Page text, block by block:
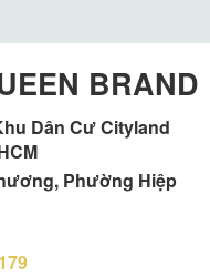
BRAND
Dân Cư Cityland
Phường Hiệp